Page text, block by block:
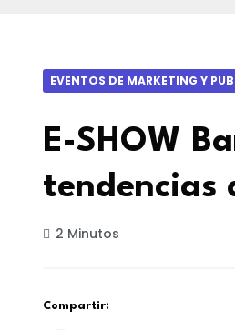
EVENTOS DE MARKETING Y
E-SHOW
tendencias
2 Minutos
Compartir: